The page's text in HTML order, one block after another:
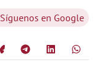
Síguenos en Google